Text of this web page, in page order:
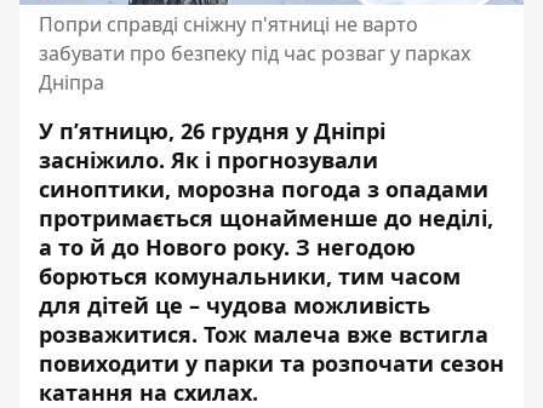
Попри справді сніжну п'ятниці не варто
забувати про безпеку під час розваг у парках
Дніпра
У п’ятницю, 26 грудня у Дніпрі
засніжило. Як і прогнозували
синоптики, морозна погода з опадами
протримається щонайменше до неділі,
а то й до Нового року. З негодою
борються комунальники, тим часом
для дітей це – чудова можливість
розважитися. Тож малеча вже встигла
повиходити у парки та розпочати сезон
катання на схилах.